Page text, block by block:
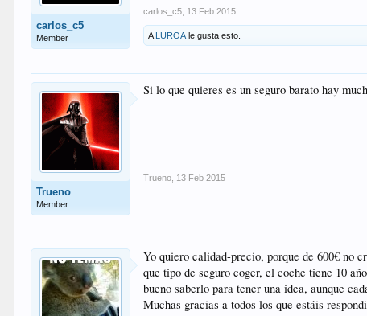
carlos_c5
Member
carlos_c5 13 Feb 2015
A LUROA le gusta esto.
Trueno
Member
Si lo que quieres es un seguro barato hay
Trueno 13 Feb 2015
Yo quiero calidad-precio, porque de 600€ no
que tipo de seguro coger, el coche tiene 10
bueno saberlo para tener una idea, aunque
Muchas gracias a todos los que estáis